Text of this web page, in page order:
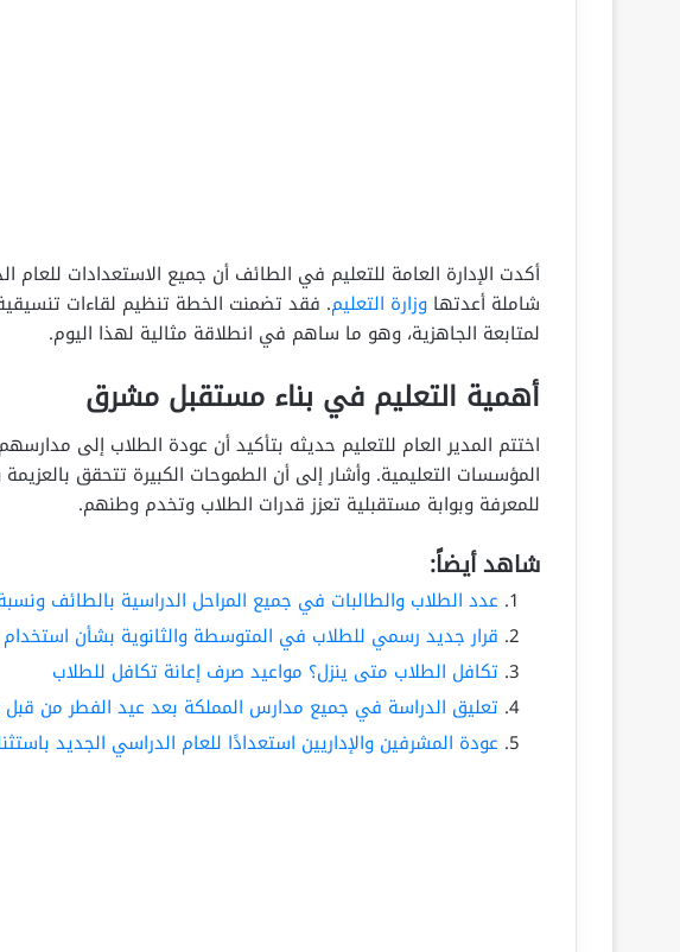
أكدت الإدارة العامة للتعليم في الطائف أن جميع الاستعدادات
شاملة أعدتها وزارة التعليم. فقد تضمنت الخطة تنظيم لقاءات تنسيقية
لمتابعة الجاهزية، وهو ما ساهم في انطلاقة مثالية لهذا اليوم.
أهمية التعليم في بناء مستقبل مشرق
اختتم المدير العام للتعليم حديثه بتأكيد أن عودة الطلاب إلى
المؤسسات التعليمية. وأشار إلى أن الطموحات الكبيرة تتحقق
للمعرفة وبوابة مستقبلية تعزز قدرات الطلاب وتخدم وطنهم.
شاهد أيضاً:
عدد الطلاب والطالبات في جميع المراحل الدراسية بالطائف
قرار جديد رسمي للطلاب في المتوسطة والثانوية بشأن
تكافل الطلاب متى ينزل؟ مواعيد صرف إعانة تكافل للطلاب
تعليق الدراسة في جميع مدارس المملكة بعد عيد الفطر من قبل
عودة المشرفين والإداريين استعدادًا للعام الدراسي الجديد باستثناء 4